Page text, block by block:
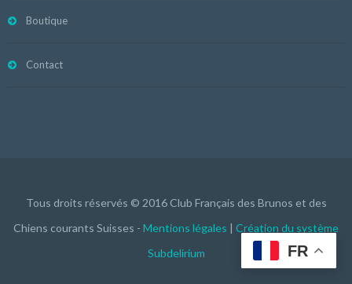
Boutique
Contact
Tous droits réservés © 2016 Club Français des Brunos et des
Chiens courants Suisses - Mentions légales | Création du système
Subdelirium
FR